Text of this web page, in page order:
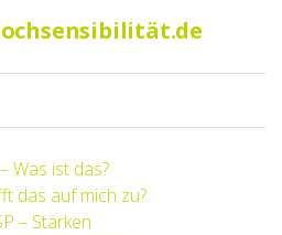
Was ist das?
das auf mich zu?
– Stärken